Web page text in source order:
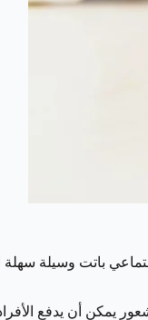
باتت وسيلة سهلة
يمكن أن يدفع